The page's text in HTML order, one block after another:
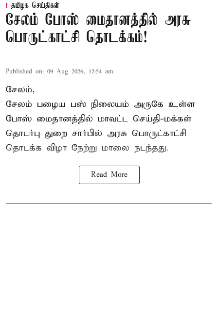
தமிழக செய்திகள்
சேலம் போஸ் மைதானத்தில் அரசு
பொருட்காட்சி தொடக்கம்!
Published on: 09 Aug 2026, 12:54 am
சேலம்,
சேலம் பழைய பஸ் நிலையம் அருகே உள்ள
போஸ் மைதானத்தில் மாவட்ட செய்தி-மக்கள்
தொடர்பு துறை சார்பில் அரசு பொருட்காட்சி
தொடக்க விழா நேற்று மாலை நடந்தது.
Read More